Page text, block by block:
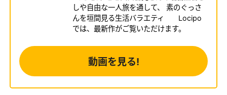
しや自由な一人旅を通して、 素のぐっさ
んを垣間見る生活バラエティ Locipo
では、最新作がご覧いただけます。
動画を見る!